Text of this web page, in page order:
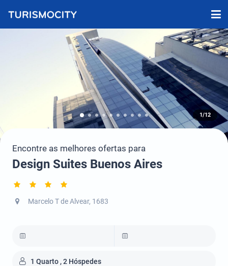
1/12
Encontre as melhores ofertas para
Design Suites Buenos Aires
Marcelo T de Alvear, 1683
1 Quarto , 2 Hóspedes